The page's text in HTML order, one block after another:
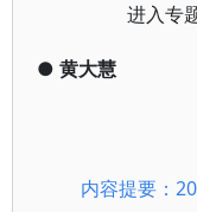
进入专
● 黄大慧
内容提要：